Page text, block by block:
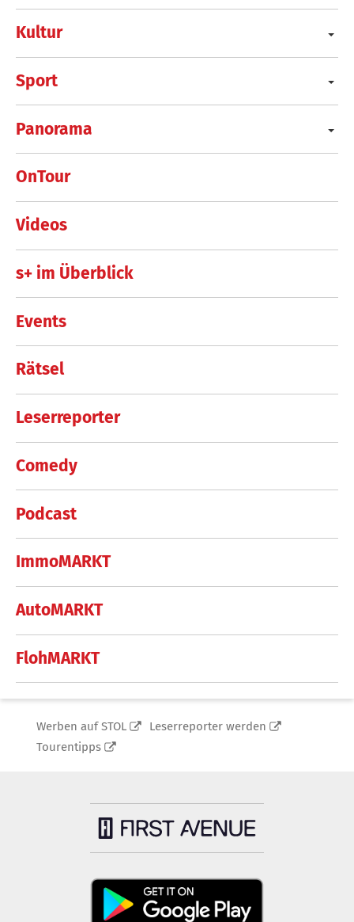
Kultur
Sport
Panorama
OnTour
Videos
s+ im Überblick
Events
Rätsel
Leserreporter
Comedy
Podcast
ImmoMARKT
AutoMARKT
FlohMARKT
Werben auf STOL
Leserreporter werden
Tourentipps